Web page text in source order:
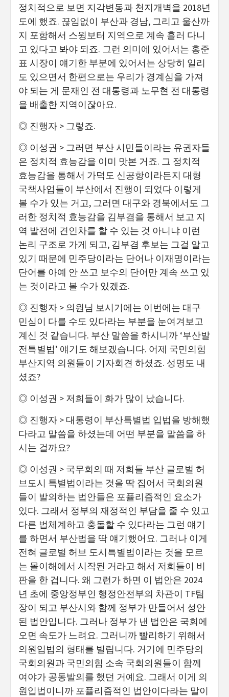
정치적으로 보면 지각변동과 천지개벽을 2018년
도에 했죠. 끊임없이 부산과 경남, 그리고 울산까
지 포함해서 스윙보터 지역으로 계속 흘러 다니
고 있다고 봐야 되죠. 그런 의미에 있어서는 홍준
표 시장이 얘기한 부분에 있어서는 상당히 일리
도 있으면서 한편으로는 우리가 경계심을 가져
야 되는 게 문재인 전 대통령과 노무현 전 대통령
을 배출한 지역이잖아요.
◎ 진행자 > 그렇죠.
◎ 이성권 > 그러면 부산 시민들이라는 유권자들
은 정치적 효능감을 이미 맛본 거죠. 그 정치적
효능감을 통해서 가덕도 신공항이라든지 대형
국책사업들이 부산에서 진행이 되었다 이렇게
볼 수가 있는 거고, 그러면 대구와 경북에서도 그
러한 정치적 효능감을 김부겸을 통해서 보고 지
역 발전에 견인차를 할 수 있는 것 아니냐 이런
논리 구조로 가게 되고, 김부겸 후보는 그걸 알고
있기 때문에 민주당이라는 단어나 이재명이라는
단어를 아예 안 쓰고 보수의 단어만 계속 쓰고 있
는 것이라고 볼 수가 있겠죠.
◎ 진행자 > 의원님 보시기에는 이번에는 대구
민심이 다를 수도 있다라는 부분을 눈여겨보고
계신 것 같습니다. 부산 말씀을 하시니까 ‘부산발
전특별법’ 얘기도 해보겠습니다. 어제 국민의힘
부산지역 의원들이 기자회견 하셨죠. 성명도 내
셨죠?
◎ 이성권 > 저희들이 화가 많이 났습니다.
◎ 진행자 > 대통령이 부산특별법 입법을 방해했
다라고 말씀을 하셨는데 어떤 부분을 말씀을 하
시는 걸까요?
◎ 이성권 > 국무회의 때 저희들 부산 글로벌 허
브도시 특별법이라는 것을 딱 집어서 국회의원
들이 발의하는 법안들은 포퓰리즘적인 요소가
있다. 그래서 정부의 재정적인 부담을 줄 수 있고
다른 법체계하고 충돌할 수 있다라는 그런 얘기
를 하면서 부산법을 딱 얘기했어요. 그러나 이게
전혀 글로벌 허브 도시특별법이라는 것을 모르
는 몰이해에서 시작된 거라고 해서 저희들이 비
판을 한 겁니다. 왜 그런가 하면 이 법안은 2024
년 초에 중앙정부인 행정안전부의 차관이 TF팀
장이 되고 부산시와 함께 정부가 만들어서 성안
된 법안입니다. 그러나 정부가 낸 법안은 국회에
오면 속도가 느려요. 그러니까 빨리하기 위해서
의원입법의 형태를 빌립니다. 거기에 민주당의
국회의원과 국민의힘 소속 국회의원들이 함께
여야가 공동발의를 했던 거예요. 그래서 이게 의
원입법이니까 포퓰리즘적인 법안이다라는 말이